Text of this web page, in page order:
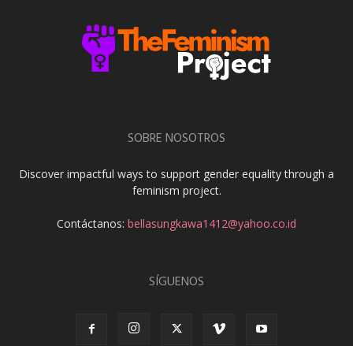
SOBRE NOSOTROS
Discover impactful ways to support gender equality through a
feminism project.
Contáctanos: bellasungkawa1412@yahoo.co.id
SÍGUENOS